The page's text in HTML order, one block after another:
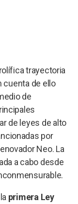
trayectoria
cuenta de ello
de
de leyes de alto
por
Neo. La
a cabo desde
primera Ley